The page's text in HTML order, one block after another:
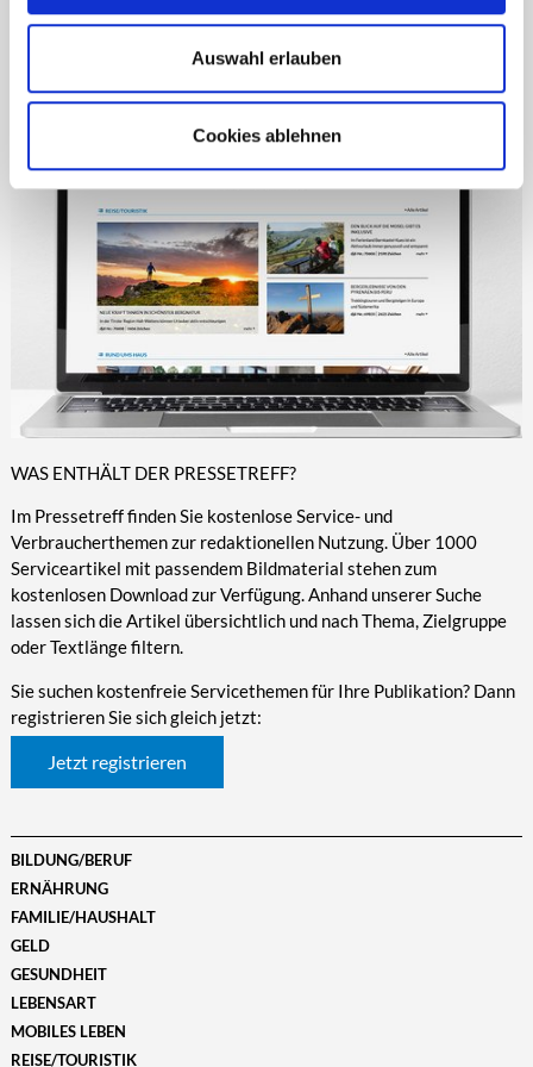
Auswahl erlauben
Cookies ablehnen
dergleichen. Wir finanzieren unsere redaktionellen
Dienstleistungen durch unsere
WAS ENTHÄLT DER PRESSETREFF?
Im Pressetreff finden Sie kostenlose Service- und
Verbraucherthemen zur redaktionellen Nutzung. Über 1000
Serviceartikel mit passendem Bildmaterial stehen zum
kostenlosen Download zur Verfügung. Anhand unserer Suche
lassen sich die Artikel übersichtlich und nach Thema, Zielgruppe
oder Textlänge filtern.
Sie suchen kostenfreie Servicethemen für Ihre Publikation? Dann
registrieren Sie sich gleich jetzt:
Jetzt registrieren
BILDUNG/BERUF
ERNÄHRUNG
FAMILIE/HAUSHALT
GELD
GESUNDHEIT
LEBENSART
MOBILES LEBEN
REISE/TOURISTIK